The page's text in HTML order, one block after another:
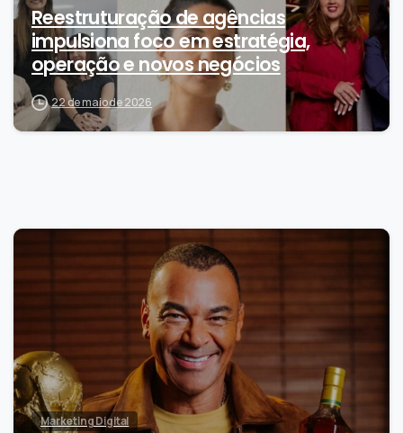
Reestruturação de agências
impulsiona foco em estratégia,
operação e novos negócios
22 de maio de 2026
Marketing Digital